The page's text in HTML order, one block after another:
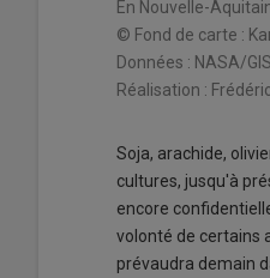
En Nouvelle-
© Fond de carte :
Données : NASA/
Réalisation :
Soja, arachide,
cultures, jusqu'à
encore
volonté de certains
prévaudra demain